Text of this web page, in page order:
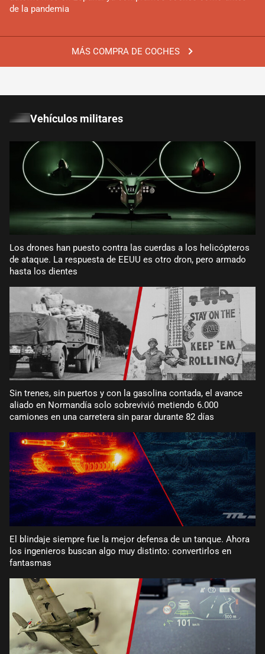
MÁS COMPRA DE COCHES
de la pandemia
Vehículos militares
Los drones han puesto contra las cuerdas a los helicópteros
de ataque. La respuesta de EEUU es otro dron, pero armado
hasta los dientes
Sin trenes, sin puertos y con la gasolina contada, el avance
aliado en Normandía solo sobrevivió metiendo 6.000
camiones en una carretera sin parar durante 82 días
El blindaje siempre fue la mejor defensa de un tanque. Ahora
los ingenieros buscan algo muy distinto: convertirlos en
fantasmas